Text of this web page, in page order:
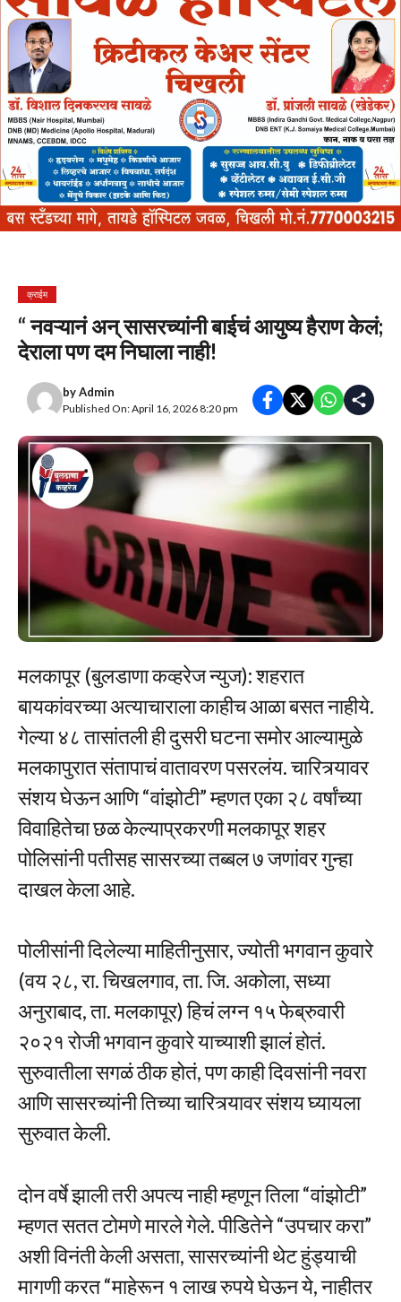
क्राईम
“ नवऱ्यानं अन् सासरच्यांनी बाईचं आयुष्य हैराण केलं;
देराला पण दम निघाला नाही!
byAdmin
Published On: April 16, 2026 8:20 pm
मलकापूर (बुलडाणा कव्हरेज न्युज): शहरात
बायकांवरच्या अत्याचाराला काहीच आळा बसत नाहीये.
गेल्या ४८ तासांतली ही दुसरी घटना समोर आल्यामुळे
मलकापुरात संतापाचं वातावरण पसरलंय. चारित्र्यावर
संशय घेऊन आणि “वांझोटी” म्हणत एका २८ वर्षांच्या
विवाहितेचा छळ केल्याप्रकरणी मलकापूर शहर
पोलिसांनी पतीसह सासरच्या तब्बल ७ जणांवर गुन्हा
दाखल केला आहे.
पोलीसांनी दिलेल्या माहितीनुसार, ज्योती भगवान कुवारे
(वय २८, रा. चिखलगाव, ता. जि. अकोला, सध्या
अनुराबाद, ता. मलकापूर) हिचं लग्न १५ फेब्रुवारी
२०२१ रोजी भगवान कुवारे याच्याशी झालं होतं.
सुरुवातीला सगळं ठीक होतं, पण काही दिवसांनी नवरा
आणि सासरच्यांनी तिच्या चारित्र्यावर संशय घ्यायला
सुरुवात केली.
दोन वर्षे झाली तरी अपत्य नाही म्हणून तिला “वांझोटी”
म्हणत सतत टोमणे मारले गेले. पीडितेने “उपचार करा”
अशी विनंती केली असता, सासरच्यांनी थेट हुंड्याची
मागणी करत “माहेरून १ लाख रुपये घेऊन ये, नाहीतर